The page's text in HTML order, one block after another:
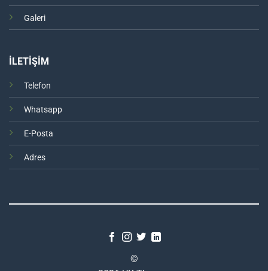
Galeri
İLETİŞİM
Telefon
Whatsapp
E-Posta
Adres
©